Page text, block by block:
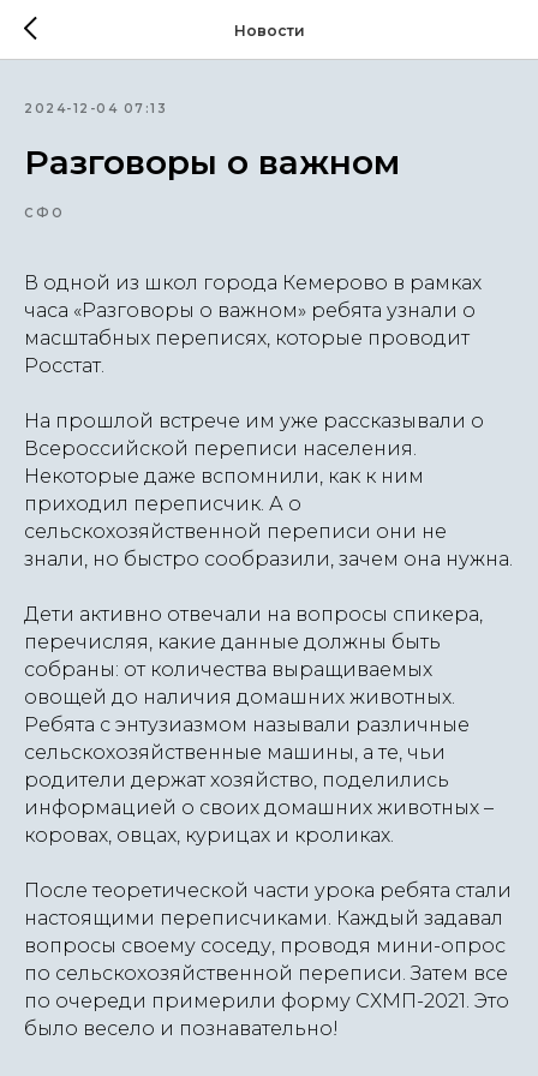
Новости
2024-12-04 07:13
Разговоры о важном
СФО
В одной из школ города Кемерово в рамках
часа «Разговоры о важном» ребята узнали о
масштабных переписях, которые проводит
Росстат.
На прошлой встрече им уже рассказывали о
Всероссийской переписи населения.
Некоторые даже вспомнили, как к ним
приходил переписчик. А о
сельскохозяйственной переписи они не
знали, но быстро сообразили, зачем она нужна.
Дети активно отвечали на вопросы спикера,
перечисляя, какие данные должны быть
собраны: от количества выращиваемых
овощей до наличия домашних животных.
Ребята с энтузиазмом называли различные
сельскохозяйственные машины, а те, чьи
родители держат хозяйство, поделились
информацией о своих домашних животных –
коровах, овцах, курицах и кроликах.
После теоретической части урока ребята стали
настоящими переписчиками. Каждый задавал
вопросы своему соседу, проводя мини-опрос
по сельскохозяйственной переписи. Затем все
по очереди примерили форму СХМП-2021. Это
было весело и познавательно!